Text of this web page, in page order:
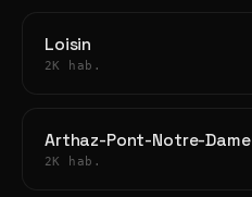
Loisin
2K hab.
Arthaz-Pont-Notre-Dame
2K hab.